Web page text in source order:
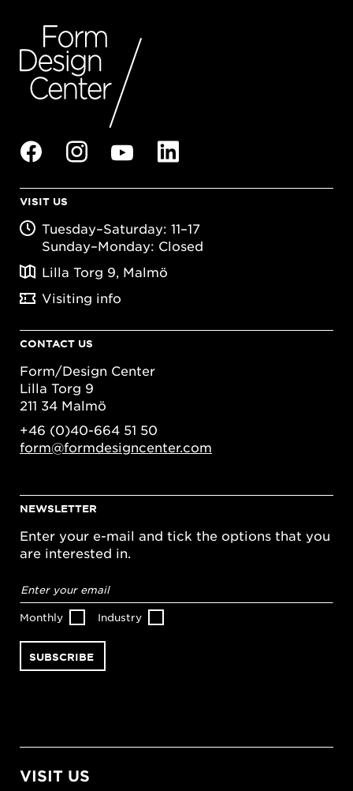
VISIT US
Tuesday–Saturday: 11–17
Sunday–Monday: Closed
Lilla Torg 9, Malmö
Visiting info
CONTACT US
Form/Design Center
Lilla Torg 9
211 34 Malmö
+46 (0)40-664 51 50
form@formdesigncenter.com
NEWSLETTER
Enter your e-mail and tick the options that you
are interested in.
address*
Monthly Industry
VISIT US